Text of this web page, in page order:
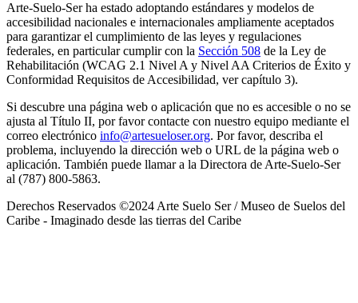
Arte-Suelo-Ser ha estado adoptando estándares y modelos de
accesibilidad nacionales e internacionales ampliamente aceptados
para garantizar el cumplimiento de las leyes y regulaciones
federales, en particular cumplir con la Sección 508 de la Ley de
Rehabilitación (WCAG 2.1 Nivel A y Nivel AA Criterios de Éxito y
Conformidad Requisitos de Accesibilidad, ver capítulo 3).
Si descubre una página web o aplicación que no es accesible o no se
ajusta al Título II, por favor contacte con nuestro equipo mediante el
correo electrónico info@artesueloser.org. Por favor, describa el
problema, incluyendo la dirección web o URL de la página web o
aplicación. También puede llamar a la Directora de Arte-Suelo-Ser
al (787) 800-5863.
Derechos Reservados ©2024 Arte Suelo Ser / Museo de Suelos del
Caribe - Imaginado desde las tierras del Caribe